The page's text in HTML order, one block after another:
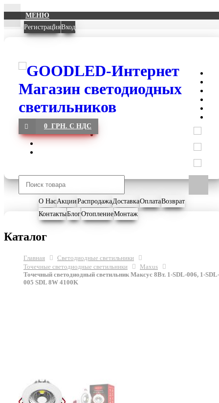
МЕНЮ
РегистрацияВход
0 ГРН. С НДС
О НасАкцииРаспродажаДоставкаОплатаВозврат
КонтактыБлогОтоплениеМонтаж
Каталог
Главная
Светодиодные светильники
Точечные светодиодные светильники
Maxus
Точечный светодиодный светильник Максус 8Вт. 1-SDL-006, 1-SDL-
005 SDL 8W 4100K